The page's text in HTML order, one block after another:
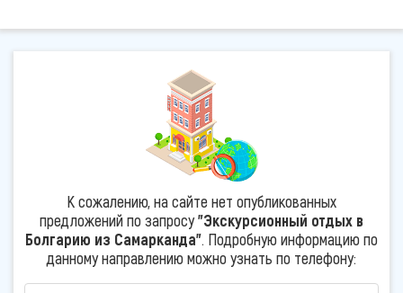
К сожалению, на сайте нет опубликованных
предложений по запросу"Экскурсионный отдых в
Болгарию из Самарканда". Подробную информацию по
данному направлению можно узнать по телефону: